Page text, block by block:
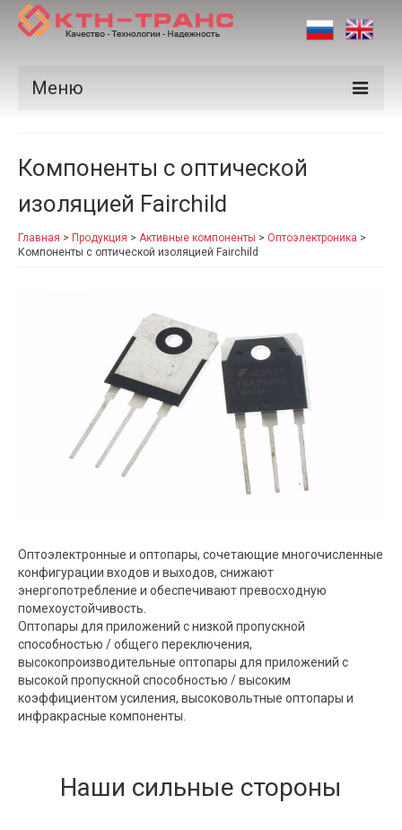
Меню
Производители
Рынки
Сертификаты
Компоненты с оптической
изоляцией Fairchild
Главная > Продукция > Активные компоненты > Оптоэлектроника >
Компоненты с оптической изоляцией Fairchild
Оптоэлектронные и оптопары, сочетающие многочисленные
конфигурации входов и выходов, снижают
энергопотребление и обеспечивают превосходную
помехоустойчивость.
Оптопары для приложений с низкой пропускной
способностью / общего переключения,
высокопроизводительные оптопары для приложений с
высокой пропускной способностью / высоким
коэффициентом усиления, высоковольтные оптопары и
инфракрасные компоненты.
Наши сильные стороны